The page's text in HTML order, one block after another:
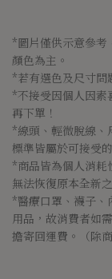
*圖片僅供示意參考
顏色為主。
*若有選色及尺寸問
*不接受因個人因素
再下單！
*線頭、輕微脫線、
標準皆屬於可接受
*商品皆為個人消耗
無法恢復原本全新
*醫療口罩、襪子、
用品，故消費者如
擔寄回運費。（除